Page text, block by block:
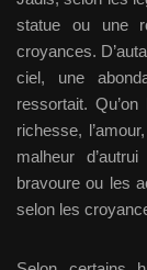
statue ou une
croyances.
ciel, une
ressortait.
richesse,
malheur
bravoure ou les
selon les